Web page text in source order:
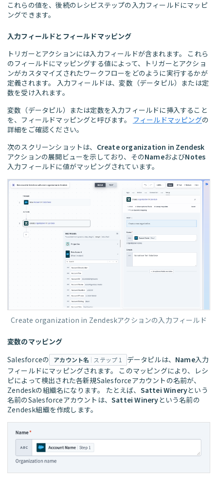
これらの値を、後続のレシピステップの入力フィールドにマッピ
ングできます。
入力フィールドとフィールドマッピング
トリガーとアクションには入力フィールドが含まれます。 これら
のフィールドにマッピングする値によって、トリガーとアクショ
ンがカスタマイズされたワークフローをどのように実行するかが
定義されます。 入力フィールドは、変数（データピル）または定
数を受け入れます。
変数（データピル）または定数を入力フィールドに挿入すること
を、フィールドマッピングと呼びます。
フィールドマッピングの
詳細をご確認ください。
次のスクリーンショットは、 Create organization in Zendesk
アクションの展開ビューを示しており、そのNameおよびNotes
入力フィールドに値がマッピングされています。
Create organization in Zendeskアクションの入力フィールド
変数のマッピング
Salesforceの
アカウント名 ステップ 1 データピルは、 Name入力
フィールドにマッピングされます。 このマッピングにより、レシ
ピによって検出された各新規Salesforceアカウントの名前が、
Zendeskの組織名になります。 たとえば、 Sattei Wineryという
名前のSalesforceアカウントは、 Sattei Wineryという名前の
Zendesk組織を作成します。